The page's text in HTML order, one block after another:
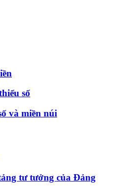
số
và miền núi
tư tưởng của Đảng